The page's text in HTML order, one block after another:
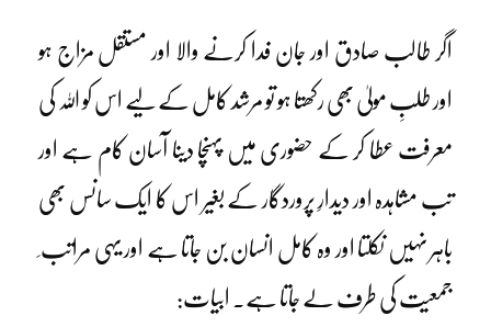
اگر طالب صادق اور جان فدا کرنے والا اور مستقل مزاج ہو
اور طلبِ مولیٰ بھی رکھتا ہو تو مرشد کامل کے لیے اس کو اللہ کی
معرفت عطا کر کے حضوری میں پہنچا دینا آسان کام ہے اور
تب مشاہدہ اور دیدارِ پروردگار کے بغیر اس کا ایک سانس بھی
باہر نہیں نکلتا اور وہ کامل انسان بن جاتا ہے اور یہی مراتب ِ
جمعیت کی طرف لے جاتا ہے۔ ابیات: